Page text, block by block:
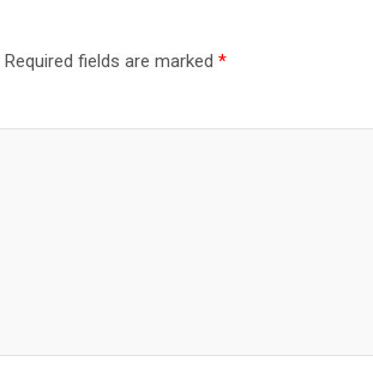
Required fields are marked *